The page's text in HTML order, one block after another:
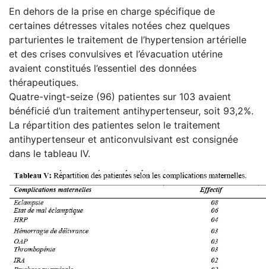
En dehors de la prise en charge spécifique de
certaines détresses vitales notées chez quelques
parturientes le traitement de l’hypertension artérielle
et des crises convulsives et l’évacuation utérine
avaient constitués l’essentiel des données
thérapeutiques.
Quatre-vingt-seize (96) patientes sur 103 avaient
bénéficié d’un traitement antihypertenseur, soit 93,2%.
La répartition des patientes selon le traitement
antihypertenseur et anticonvulsivant est consignée
dans le tableau IV.